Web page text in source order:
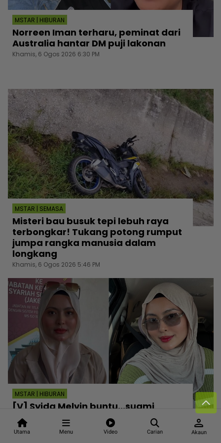
Utama Menu Video Carian
person
Akaun
MSTAR | HIBURAN
Norreen Iman terharu, peminat dari
Australia hantar DM puji lakonan
Khamis, 6 Ogos 2026 6:30 PM
MSTAR | SEMASA
Misteri bau busuk tepi lebuh raya
terbongkar! Tukang potong rumput
jumpa rangka manusia dalam
longkang
Khamis, 6 Ogos 2026 5:46 PM
MSTAR | HIBURAN
[V] Syida Melvin buntu...suami
enggan bayar hutang tertunggak
syarikat milik bersama